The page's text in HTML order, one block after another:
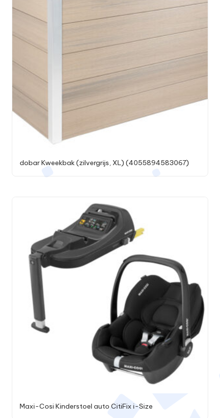
dobar Kweekbak (zilvergrijs, XL) (4055894583067)
Maxi-Cosi Kinderstoel auto CitiFix i-Size